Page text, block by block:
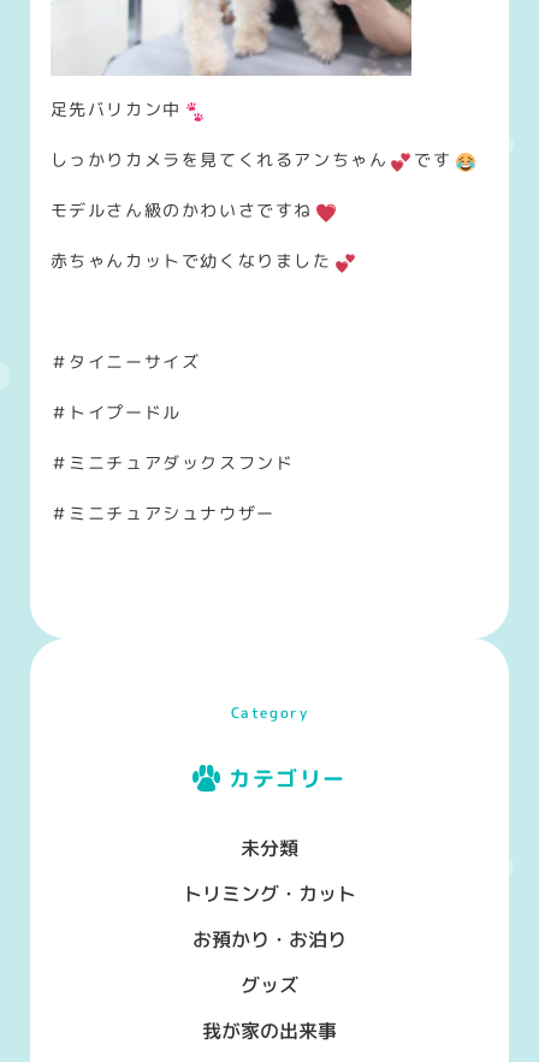
足先バリカン中
しっかりカメラを見てくれるアンちゃん です
モデルさん級のかわいさですね
赤ちゃんカットで幼くなりました
＃タイニーサイズ
＃トイプードル
＃ミニチュアダックスフンド
＃ミニチュアシュナウザー
Category
カテゴリー
未分類
トリミング・カット
お預かり・お泊り
グッズ
我が家の出来事